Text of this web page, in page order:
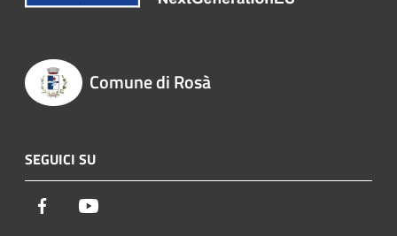
Comune di Rosà
SEGUICI SU
Facebook